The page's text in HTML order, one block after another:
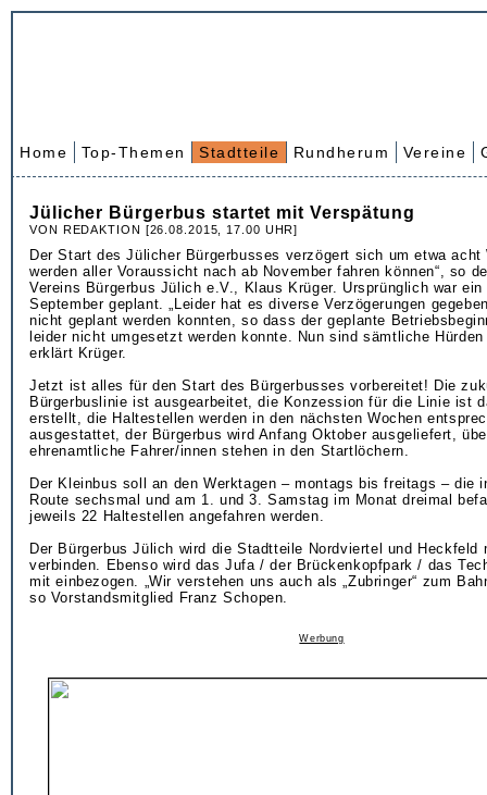
Home Top-Themen Stadtteile Rundherum Vereine
Jülicher Bürgerbus startet mit Verspätung
VON REDAKTION [26.08.2015, 17.00 UHR]
Der Start des Jülicher Bür­gerbusses verzögert sich um etwa acht
werden aller Voraussicht nach ab November fahren können“, so
Vereins Bürgerbus Jülich e.V., Klaus Krüger. Ursprünglich war
September geplant. „Leider hat es diverse Verzögerungen
nicht geplant werden konnten, so dass der geplante
leider nicht umgesetzt werden konnte. Nun sind sämtliche Hürden
erklärt Krüger.
Jetzt ist alles für den Start des Bürgerbusses vorbereitet! Die
Bürgerbuslinie ist ausgearbeitet, die Konzession für die Linie ist
erstellt, die Haltestellen werden in den nächsten Wochen
ausgestattet, der Bürgerbus wird Anfang Oktober ausgeliefert,
ehrenamtliche Fahrer/innen stehen in den Startlöchern.
Der Kleinbus soll an den Werktagen – montags bis freitags – die
Route sechsmal und am 1. und 3. Samstag im Monat dreimal
jeweils 22 Haltestellen angefahren werden.
Der Bürgerbus Jülich wird die Stadtteile Nordviertel und Heckfeld
verbinden. Ebenso wird das Jufa / der Brückenkopfpark / das
mit einbezogen. „Wir verstehen uns auch als „Zubringer“ zum
so Vorstandsmitglied Franz Schopen.
Werbung